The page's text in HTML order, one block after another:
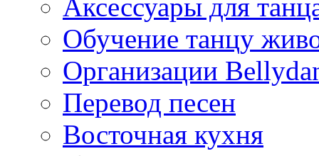
Аксессуары для
Обучение танцу
Организации
Перевод песен
Восточная кухня